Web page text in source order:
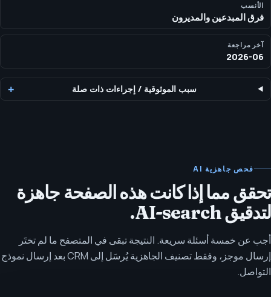
الأنسب
فرق المبدعين والمديرون
آخر مراجعة
2026-06
سبب الموثوقية /إجراءات ذات صلة
فحص جاهزية AI
تحقق مما إذا كانت هذه الصفحة جاهزة
لتدقيق AI-search.
أجب عن خمسة أسئلة سريعة. النتيجة تبقى في المتصفح ما لم تختَر
إرسال موجز، وفقط تصنيف الجاهزية يُرسَل إلى CRM بعد إرسال نموذج
التواصل.